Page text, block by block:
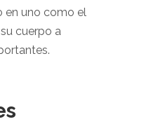
en uno como el
cuerpo a